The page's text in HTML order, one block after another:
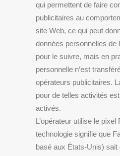
qui permettent de faire
publicitaires au
site Web, ce qui peut
données personnelles de
pour le suivre, mais en
personnelle n’est
opérateurs publicitaires.
pour de telles activités
activés.
L’opérateur utilise le
technologie signifie que
basé aux États-Unis) sait